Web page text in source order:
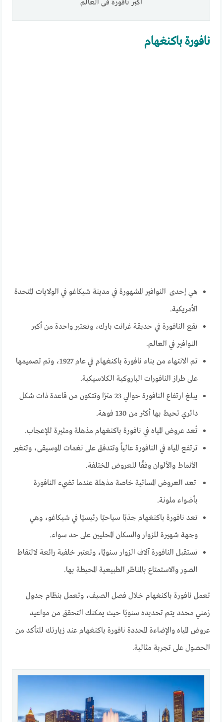
أكبر نافورة فى العالم
نافورة باكنغهام
هي إحدى النوافير المشهورة في مدينة شيكاغو في الولايات المتحدة
الأمريكية.
تقع النافورة في حديقة غرانت بارك، وتعتبر واحدة من أكبر
النوافير في العالم.
تم الانتهاء من بناء نافورة باكنغهام في عام 1927، وتم تصميمها
على طراز النافورات الباروكية الكلاسيكية.
يبلغ ارتفاع النافورة حوالي 23 مترًا وتتكون من قاعدة ذات شكل
دائري تحيط بها أكثر من 130 فوهة.
تُعد عروض المياه في نافورة باكنغهام مذهلة ومثيرة للإعجاب.
ترتفع المياه في النافورة عالياً وتتدفق على نغمات الموسيقى، وتتغير
الأنماط والألوان وفقًا للعروض المختلفة.
تعد العروض المسائية خاصة مذهلة عندما تضيء النافورة
بأضواء ملونة.
تعد نافورة باكنغهام جذبًا سياحيًا رئيسيًا في شيكاغو، وهي
وجهة شهيرة للزوار والسكان المحليين على حد سواء.
تستقبل النافورة آلاف الزوار سنويًا، وتعتبر خلفية رائعة لالتقاط
الصور والاستمتاع بالمناظر الطبيعية المحيطة بها.
تعمل نافورة باكنغهام خلال فصل الصيف، وتعمل بنظام جدول
زمني محدد يتم تحديده سنويًا حيث يمكنك التحقق من مواعيد
عروض المياه والإضاءة المحددة نافورة باكنغهام عند زيارتك للتأكد من
الحصول على تجربة مثالية.